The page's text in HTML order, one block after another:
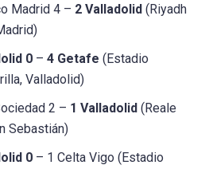
Madrid 4 – 2 Valladolid (Riyadh
0 – 4 Getafe (Estadio
Valladolid)
2 – 1 Valladolid (Reale
Sebastián)
0 – 1 Celta Vigo (Estadio